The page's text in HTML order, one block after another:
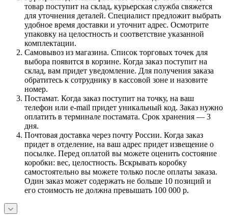
товар поступит на склад, курьерская служба свяжется
для уточнения деталей. Специалист предложит выбрать
удобное время доставки и уточнит адрес. Осмотрите
упаковку на целостность и соответствие указанной
комплектации.
Самовывоз из магазина. Список торговых точек для
выбора появится в корзине. Когда заказ поступит на
склад, вам придет уведомление. Для получения заказа
обратитесь к сотруднику в кассовой зоне и назовите
номер.
Постамат. Когда заказ поступит на точку, на ваш
телефон или e-mail придет уникальный код. Заказ нужно
оплатить в терминале постамата. Срок хранения — 3
дня.
Почтовая доставка через почту России. Когда заказ
придет в отделение, на ваш адрес придет извещение о
посылке. Перед оплатой вы можете оценить состояние
коробки: вес, целостность. Вскрывать коробку
самостоятельно вы можете только после оплаты заказа.
Один заказ может содержать не больше 10 позиций и
его стоимость не должна превышать 100 000 р.